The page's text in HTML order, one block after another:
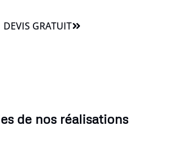
DEVIS GRATUIT
de nos réalisations